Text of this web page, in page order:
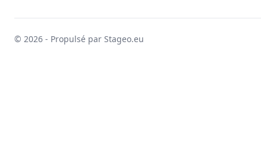
© 2026 - Propulsé par Stageo.eu